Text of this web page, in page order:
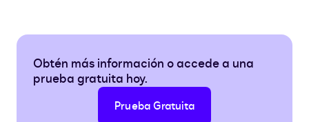
Obtén más información o accede a una
prueba gratuita hoy.
Prueba Gratuita